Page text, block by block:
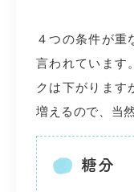
４つの条件が重
言われています
クは下がります
増えるので、当
糖分